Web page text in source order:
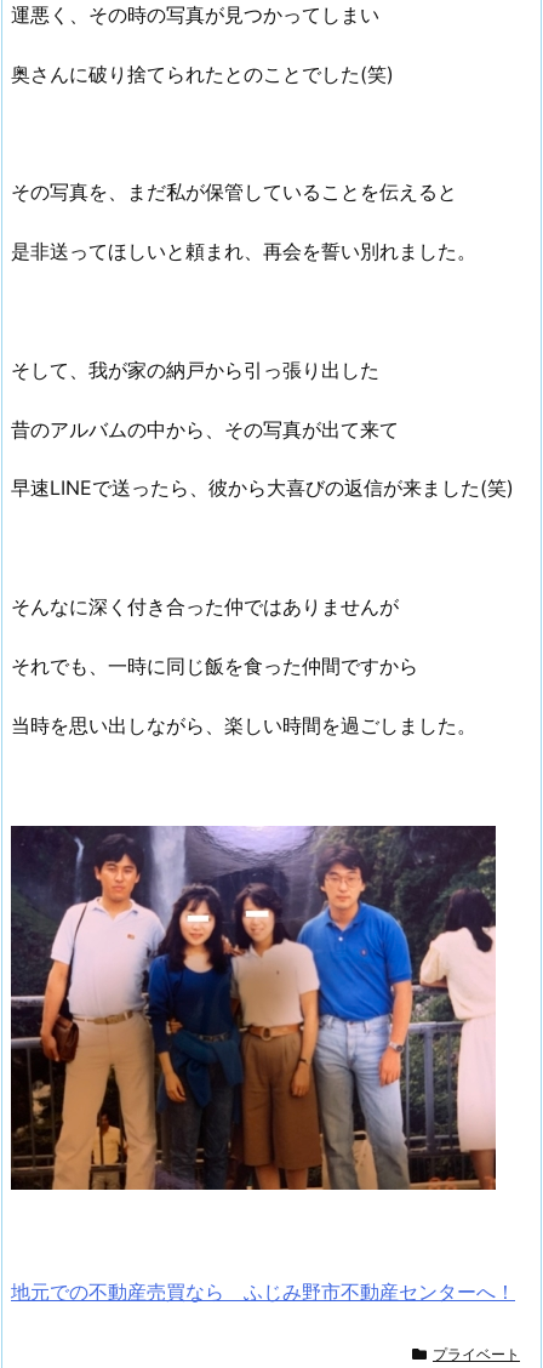
運悪く、その時の写真が見つかってしまい
奥さんに破り捨てられたとのことでした(笑)
その写真を、まだ私が保管していることを伝えると
是非送ってほしいと頼まれ、再会を誓い別れました。
そして、我が家の納戸から引っ張り出した
昔のアルバムの中から、その写真が出て来て
早速LINEで送ったら、彼から大喜びの返信が来ました(笑)
そんなに深く付き合った仲ではありませんが
それでも、一時に同じ飯を食った仲間ですから
当時を思い出しながら、楽しい時間を過ごしました。
地元での不動産売買なら ふじみ野市不動産センターへ！
プライベート